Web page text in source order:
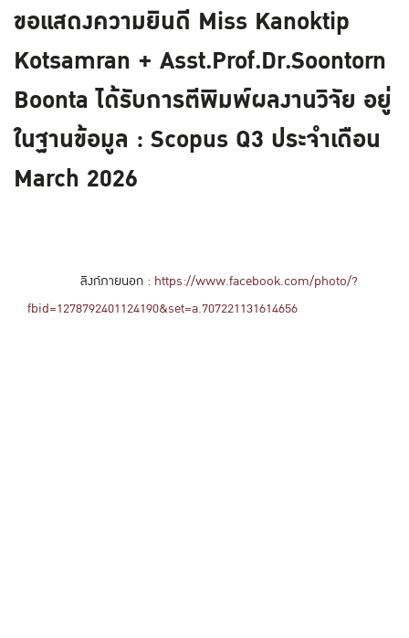
ขอแสดงความยินดี Miss Kanoktip
Kotsamran + Asst.Prof.Dr.Soontorn
Boonta ได้รับการตีพิมพ์ผลงานวิจัย อยู่
ในฐานข้อมูล : Scopus Q3 ประจำเดือน
March 2026
ลิงก์ภายนอก : https://www.facebook.com/photo/?
fbid=1278792401124190&set=a.707221131614656